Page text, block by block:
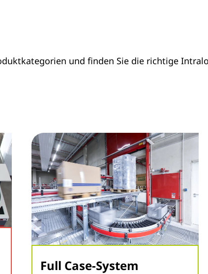
und finden Sie die richtige
Full Case-System